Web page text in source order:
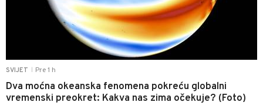
SVIJET Pre 1 h
Dva moćna okeanska fenomena pokreću globalni
vremenski preokret: Kakva nas zima očekuje? (Foto)